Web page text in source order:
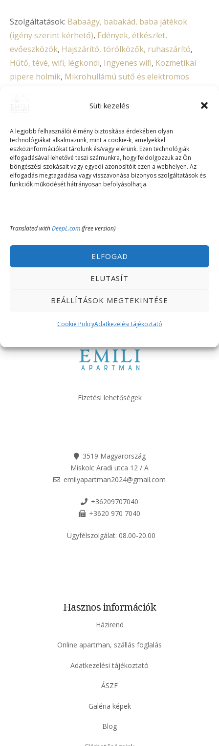
Süti kezelés
A legjobb felhasználói élmény biztosítása érdekében olyan
technológiákat alkalmazunk, mint a cookie-k, amelyekkel
eszközinformációkat tárolunk és/vagy elérünk. Ezen technológiák
elfogadásával lehetővé teszi számunkra, hogy feldolgozzuk az Ön
böngészési szokásait vagy egyedi azonosítóit ezen a webhelyen. Az
elfogadás megtagadása vagy visszavonása bizonyos szolgáltatások és
funkciók működését hátrányosan befolyásolhatja.
Translated withDeepL.com(free version)
ELFOGAD
ELUTASÍT
BEÁLLÍTÁSOK MEGTEKINTÉSE
Cookie PolicyAdatkezelési tájékoztató
Szolgáltatások: Babaágy, babakád, baba játékok
(igény szerint kérhető), Edények, étkészlet,
evőeszközök, Hajszárító, törölközők, ruhaszárító,
Hűtő, tévé, wifi, légkondi, Ingyenes wifi, Kozmetikai
pipere holmik, Mikrohullámú sütő és elektromos
Vízforraló, kávéfőző, kenyérpirító
Cégünkről
A környékről
Fizetési lehetőségek
3519 Magyarország
Miskolc Aradi utca 12 / A
emilyapartman2024@gmail.com
+36209707040
+3620 970 7040
Ügyfélszolgálat: 08.00-20.00
Hasznos információk
Házirend
Online apartman, szállás foglalás
Adatkezelési tájékoztató
ÁSZF
Galéria képek
Blog